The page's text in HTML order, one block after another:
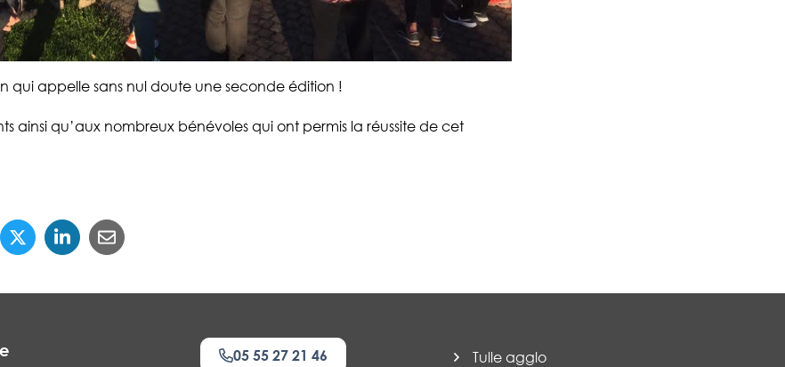
qui appelle sans nul doute une seconde édition !
ainsi qu’aux nombreux bénévoles qui ont permis la réussite de cet
05 55 27 21 46
Tulle agglo